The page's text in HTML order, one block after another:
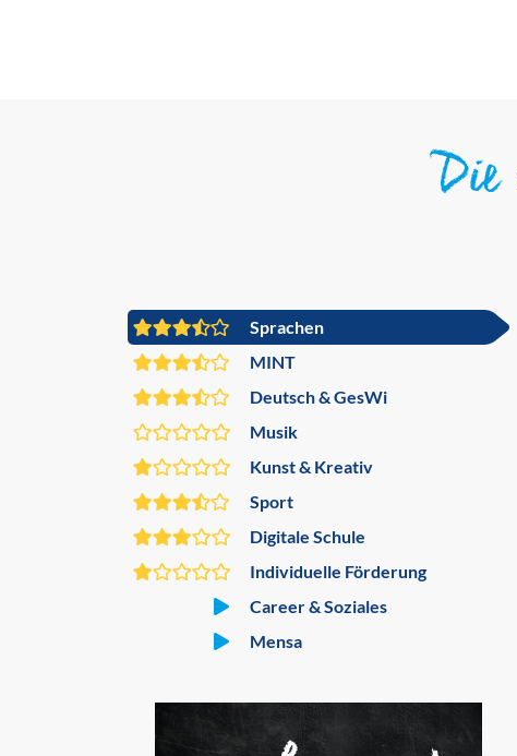
Die
Sprachen
MINT
Deutsch & GesWi
Musik
Kunst & Kreativ
Sport
Digitale Schule
Individuelle Förderung
Career & Soziales
Mensa